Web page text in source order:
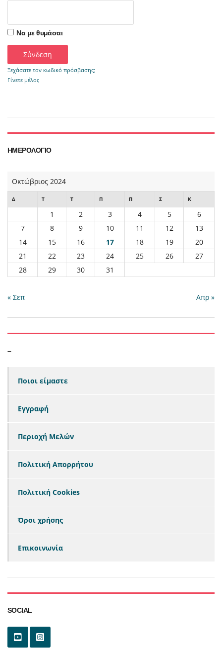
Να με θυμάσαι
Ξεχάσατε τον κωδικό πρόσβασης;
Γίνετε μέλος
ΗΜΕΡΟΛΌΓΙΟ
Οκτώβριος 2024
Δ Τ Τ Π Π Σ Κ
1 2 3 4 5
6
7
8 9 10 11 12
13
14
15 16 17 18 19
20
21
22 23 24 25 26
27
28
29 30 31
« Σεπ Απρ »
–
Ποιοι είμαστε
Εγγραφή
Περιοχή Μελών
Πολιτική Απορρήτου
Πολιτική Cookies
Όροι χρήσης
Επικοινωνία
SOCIAL